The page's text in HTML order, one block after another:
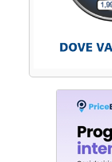
IL GPL